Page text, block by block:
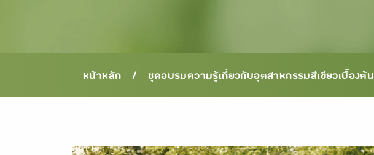
หน้าหลัก / ชุดอบรมความรู้เกี่ยวกับอุตสาหกรรมสีเขียวเบื้องต้น